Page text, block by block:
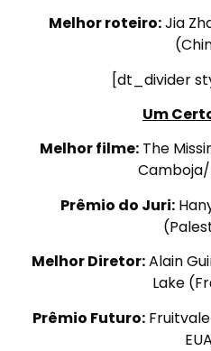
Melhor roteiro:Jia
[dt_divider
Um
Melhor filme:The
Prêmio do Juri:
Melhor Diretor:Alain
Lake
Prêmio Futuro:Fruitvale